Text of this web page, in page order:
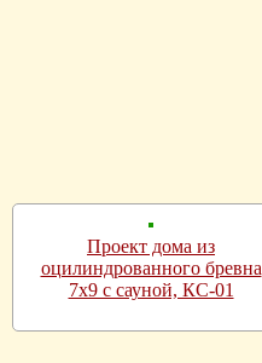
Проект дома из
оцилиндрованного бревна
7х9 с сауной, КС-01